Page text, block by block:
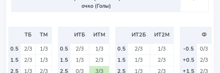
очко (Голы)
ТБ
ТМ
0.5
2/3
1/3
1.5
2/3
1/3
2.5
1/3
2/3
ИТБ
ИТМ
0.5
2/3
1/3
1.5
1/3
2/3
2.5
0/3 3/3
ИТ2Б
ИТ2М
0.5
2/3
1/3
1.5
1/3
2/3
2.5
1/3
2/3
Ф
-0.5
0/3
+0.5
2/3
+1.5
2/3